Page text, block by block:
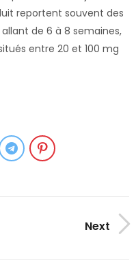
reportent souvent des
de 6 à 8 semaines,
entre 20 et 100 mg
Next